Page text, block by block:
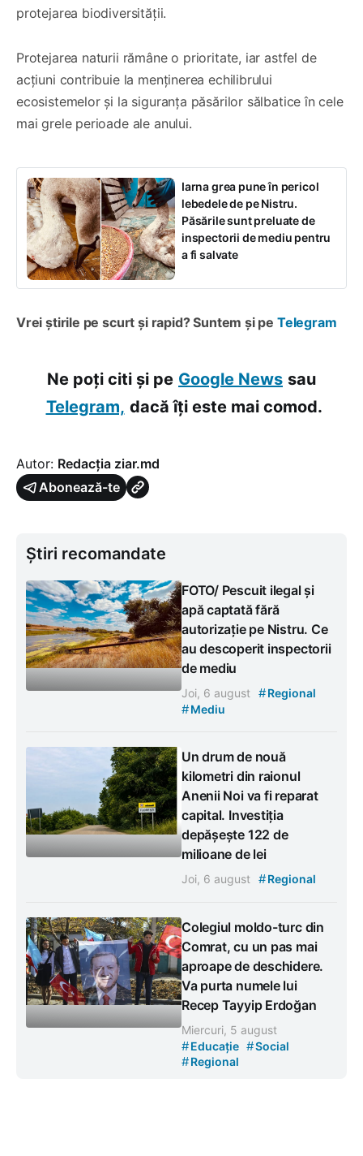
protejarea biodiversității.
Protejarea naturii rămâne o prioritate, iar astfel de
acțiuni contribuie la menținerea echilibrului
ecosistemelor și la siguranța păsărilor sălbatice în cele
mai grele perioade ale anului.
Iarna grea pune în pericol
lebedele de pe Nistru.
Păsările sunt preluate de
inspectorii de mediu pentru
a fi salvate
Vrei știrile pe scurt și rapid? Suntem și pe Telegram
Ne poți citi și pe Google News sau
Telegram, dacă îți este mai comod.
Autor: Redacția ziar.md
Abonează-te
Știri recomandate
FOTO/ Pescuit ilegal și
apă captată fără
autorizație pe Nistru. Ce
au descoperit inspectorii
de mediu
Joi, 6 august #Regional
#Mediu
Un drum de nouă
kilometri din raionul
Anenii Noi va fi reparat
capital. Investiția
depășește 122 de
milioane de lei
Joi, 6 august #Regional
Colegiul moldo-turc din
Comrat, cu un pas mai
aproape de deschidere.
Va purta numele lui
Recep Tayyip Erdoğan
Miercuri, 5 august
#Educație #Social
#Regional